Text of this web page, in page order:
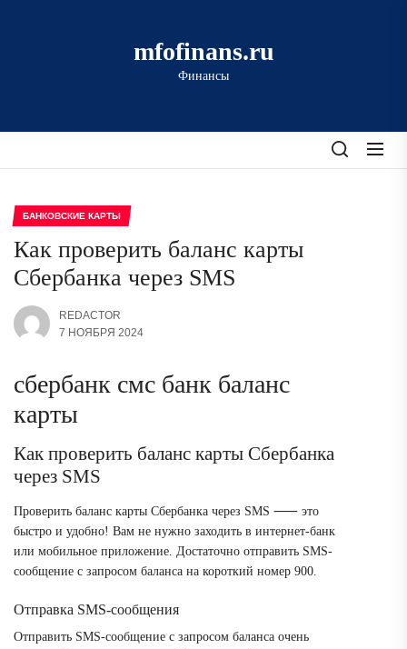
mfofinans.ru
Финансы
БАНКОВСКИЕ КАРТЫ
Как проверить баланс карты
Сбербанка через SMS
REDACTOR
7 НОЯБРЯ 2024
сбербанк смс банк баланс
карты
Как проверить баланс карты Сбербанка
через SMS
Проверить баланс карты Сбербанка через SMS ⸺ это
быстро и удобно! Вам не нужно заходить в интернет-банк
или мобильное приложение. Достаточно отправить SMS-
сообщение с запросом баланса на короткий номер 900.
Отправка SMS-сообщения
Отправить SMS-сообщение с запросом баланса очень